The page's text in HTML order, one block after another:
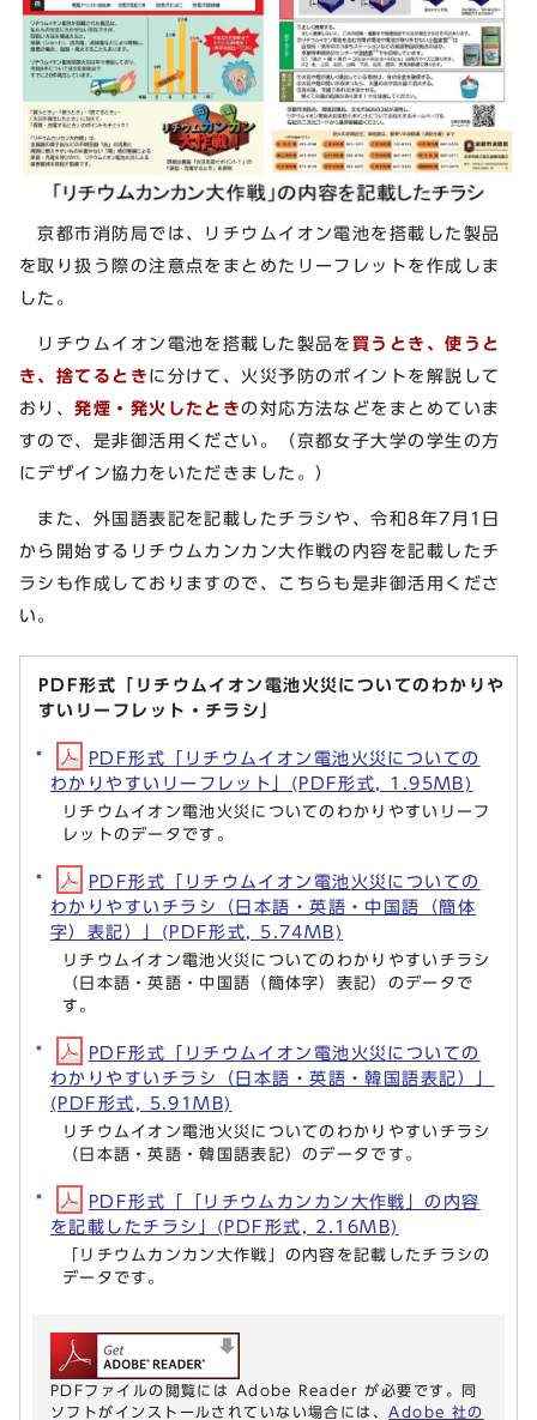
京都市消防局では、リチウムイオン電池を搭載した製品
を取り扱う際の注意点をまとめたリーフレットを作成しま
した。
リチウムイオン電池を搭載した製品を 買うとき、使うと
き、捨てるとき に分けて、火災予防のポイントを解説して
おり、発煙・発火したとき の対応方法などをまとめていま
すので、是非御活用ください。（京都女子大学の学生の方
にデザイン協力をいただきました。）
また、外国語表記を記載したチラシや、令和8年7月1日
から開始するリチウムカンカン大作戦の内容を記載したチ
ラシも作成しておりますので、こちらも是非御活用くださ
い。
PDF形式「リチウムイオン電池火災についてのわかりや
すいリーフレット・チラシ」
PDF形式「リチウムイオン電池火災についての
わかりやすいリーフレット」(PDF形式, 1.95MB)
リチウムイオン電池火災についてのわかりやすいリーフ
レットのデータです。
PDF形式「リチウムイオン電池火災についての
わかりやすいチラシ（日本語・英語・中国語（簡体
字）表記）」(PDF形式, 5.74MB)
リチウムイオン電池火災についてのわかりやすいチラシ
（日本語・英語・中国語（簡体字）表記）のデータで
す。
PDF形式「リチウムイオン電池火災についての
わかりやすいチラシ（日本語・英語・韓国語表記）」
(PDF形式, 5.91MB)
リチウムイオン電池火災についてのわかりやすいチラシ
（日本語・英語・韓国語表記）のデータです。
PDF形式「「リチウムカンカン大作戦」の内容
を記載したチラシ」(PDF形式, 2.16MB)
「リチウムカンカン大作戦」の内容を記載したチラシの
データです。
PDFファイルの閲覧には Adobe Reader が必要です。同
ソフトがインストールされていない場合には、 Adobe 社の